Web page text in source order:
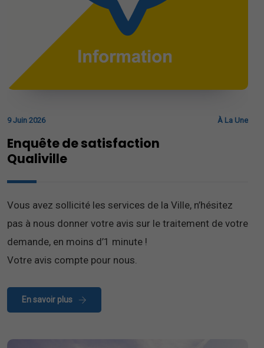
9 Juin 2026 À La Une
Enquête de satisfaction
Qualiville
Vous avez sollicité les services de la Ville, n’hésitez
pas à nous donner votre avis sur le traitement de votre
demande, en moins d’1 minute !
Votre avis compte pour nous.
En savoir plus